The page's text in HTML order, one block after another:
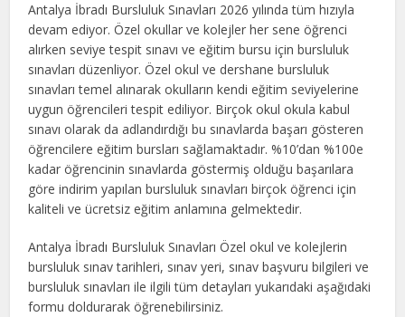
Antalya İbradı Bursluluk Sınavları 2026 yılında tüm hızıyla
devam ediyor. Özel okullar ve kolejler her sene öğrenci
alırken seviye tespit sınavı ve eğitim bursu için bursluluk
sınavları düzenliyor. Özel okul ve dershane bursluluk
sınavları temel alınarak okulların kendi eğitim seviyelerine
uygun öğrencileri tespit ediliyor. Birçok okul okula kabul
sınavı olarak da adlandırdığı bu sınavlarda başarı gösteren
öğrencilere eğitim bursları sağlamaktadır. %10’dan %100e
kadar öğrencinin sınavlarda göstermiş olduğu başarılara
göre indirim yapılan bursluluk sınavları birçok öğrenci için
kaliteli ve ücretsiz eğitim anlamına gelmektedir.
Antalya İbradı Bursluluk Sınavları Özel okul ve kolejlerin
bursluluk sınav tarihleri, sınav yeri, sınav başvuru bilgileri ve
bursluluk sınavları ile ilgili tüm detayları yukarıdaki aşağıdaki
formu doldurarak öğrenebilirsiniz.